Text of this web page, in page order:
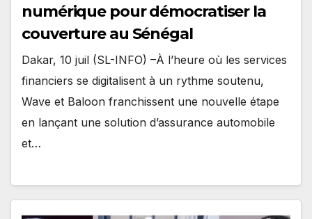
numérique pour démocratiser la
couverture au Sénégal
Dakar, 10 juil (SL-INFO) –À l’heure où les services
financiers se digitalisent à un rythme soutenu,
Wave et Baloon franchissent une nouvelle étape
en lançant une solution d’assurance automobile
et…